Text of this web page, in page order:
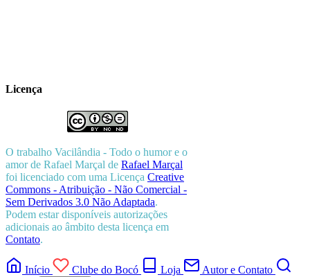
Licença
O trabalho Vacilândia - Todo o humor e o
amor de Rafael Marçal de Rafael Marçal
foi licenciado com uma Licença Creative
Commons - Atribuição - Não Comercial -
Sem Derivados 3.0 Não Adaptada.
Podem estar disponíveis autorizações
adicionais ao âmbito desta licença em
Contato.
Início Clube do Bocó Loja
Autor e Contato